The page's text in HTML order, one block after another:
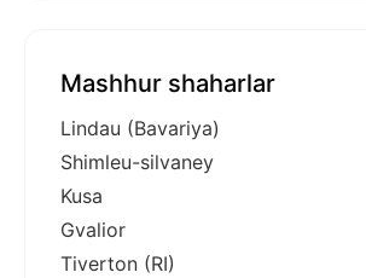
Mashhur shaharlar
Lindau (Bavariya)
Shimleu-silvaney
Kusa
Gvalior
Tiverton (RI)